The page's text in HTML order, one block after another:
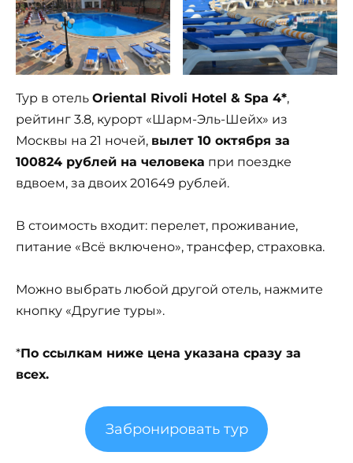
Тур в отель Oriental Rivoli Hotel & Spa 4*,
рейтинг 3.8, курорт «Шарм-Эль-Шейх» из
Москвы на 21 ночей, вылет 10 октября за
100824 рублей на человека при поездке
вдвоем, за двоих 201649 рублей.
В стоимость входит: перелет, проживание,
питание «Всё включено», трансфер, страховка.
Можно выбрать любой другой отель, нажмите
кнопку «Другие туры».
*По ссылкам ниже цена указана сразу за
всех.
Забронировать тур